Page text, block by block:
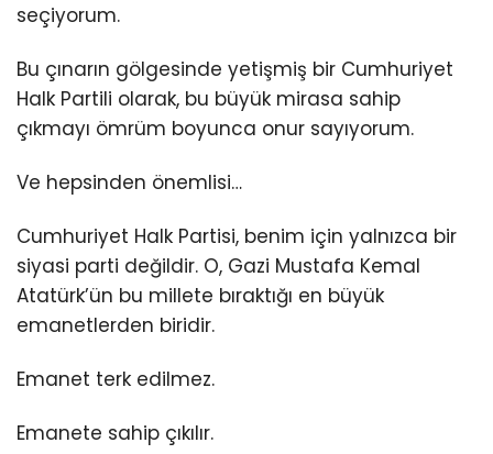
seçiyorum.
Bu çınarın gölgesinde yetişmiş bir Cumhuriyet
Halk Partili olarak, bu büyük mirasa sahip
çıkmayı ömrüm boyunca onur sayıyorum.
Ve hepsinden önemlisi…
Cumhuriyet Halk Partisi, benim için yalnızca bir
siyasi parti değildir. O, Gazi Mustafa Kemal
Atatürk’ün bu millete bıraktığı en büyük
emanetlerden biridir.
Emanet terk edilmez.
Emanete sahip çıkılır.